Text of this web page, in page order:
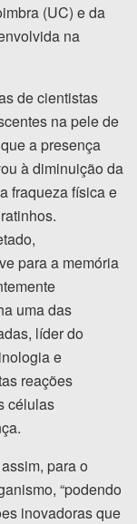
(UC) e da
na
de cientistas
na pele de
a presença
à diminuição da
fraqueza física e
para a memória
uma das
líder do
e
reações
células
para o
“podendo
inovadoras que